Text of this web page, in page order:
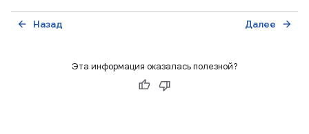
Назад
arrow_back Далее arrow_forward
Эта информация оказалась полезной?